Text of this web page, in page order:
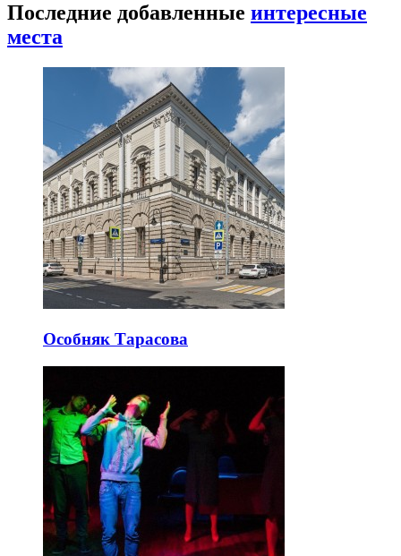
Последние добавленные интересные
места
Особняк Тарасова